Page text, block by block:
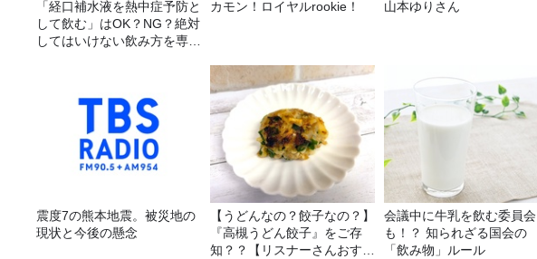
「経口補水液を熱中症予防と
して飲む」はOK？NG？絶対
してはいけない飲み方を専門
カモン！ロイヤルrookie！ 山本ゆりさん
震度7の熊本地震。被災地の
現状と今後の懸念
【うどんなの？餃子なの？】
『高槻うどん餃子』をご存
知？？【リスナーさんおすす
会議中に牛乳を飲む委員会
も！？ 知られざる国会の
「飲み物」ルール